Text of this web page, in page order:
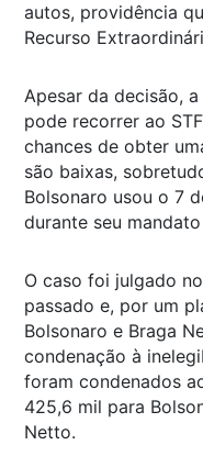
autos, providência
Recurso
Apesar da decisão,
pode recorrer ao
chances de obter
são baixas,
Bolsonaro usou o 7
durante seu
O caso foi julgado
passado e, por um
Bolsonaro e Braga
condenação à
foram condenados
425,6 mil para
Netto.